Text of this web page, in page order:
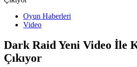
Oyun Haberleri
Video
Dark Raid Yeni Video İle
Çıkıyor